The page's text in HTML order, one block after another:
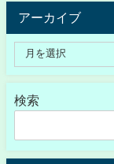
アーカイブ
検索